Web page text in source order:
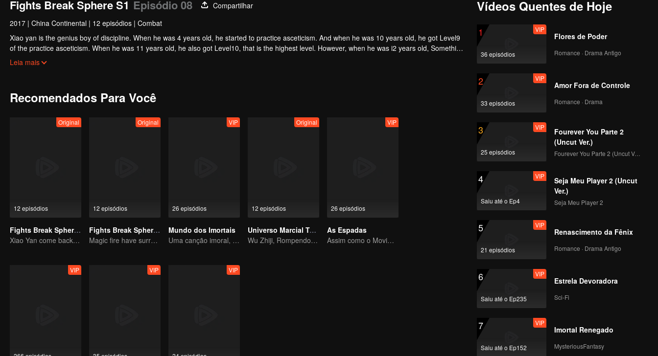
Fights Break Sphere S1 Episódio 08
Compartilhar
2017 | China Continental | 12 episódios | Combat
Xiao yan is the genius boy of discipline. When he was 4 years old, he started to practice asceticism. And when he was 10 years old, he got Level9
of the practice asceticism. When he was 11 years old, he also got Level10, that is the highest level. However, when he was i2 years old, Something
unexpected happened, So xiaoyan lost his power. He disappoint in himself.
Leia mais
Recomendados Para Você
12 episódios
Original
Fights Break Sphere S2
Xiao Yan come back! Everything is shifting once again ！
12 episódios
Original
Fights Break Sphere S3
Magic fire have surrendered! Xiao Yan mastered the fighting skill——Buddha anger Lotus!
26 episódios
VIP
Mundo dos Imortais
Uma canção imoral, revelando sangue e lágrimas
12 episódios
Original
Universo Marcial Temporada 1
Wu Zhiji, Rompendo o Céu, Movendo o Céu e a Terra
26 episódios
VIP
As Espadas
Assim como o Movimento Celestial é Sempre Vigoroso, um Cavalheiro Deve Se Esforçar Incessantemente
VIP VIP VIP
Vídeos Quentes de Hoje
1
36 episódios
VIP
Flores de Poder
Romance · Drama Antigo
2
33 episódios
VIP
Amor Fora de Controle
Romance · Drama
3
25 episódios
VIP
Fourever You Parte 2
(Uncut Ver.)
Fourever You Parte 2 (Uncut Ver.)
4
Saiu até o Ep4
VIP
Seja Meu Player 2 (Uncut
Ver.)
Seja Meu Player 2
5
21 episódios
VIP
Renascimento da Fênix
Romance · Drama Antigo
6
Saiu até o Ep235
VIP
Estrela Devoradora
Sci-Fi
7
Saiu até o Ep152
VIP
Imortal Renegado
MysteriousFantasy